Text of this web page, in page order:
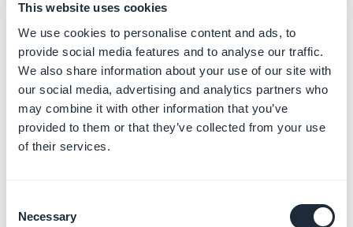
This website uses cookies
We use cookies to personalise content and ads, to
provide social media features and to analyse our traffic.
We also share information about your use of our site with
our social media, advertising and analytics partners who
may combine it with other information that you’ve
provided to them or that they’ve collected from your use
of their services.
Selection
Necessary
tu sitio web de Squarespace.